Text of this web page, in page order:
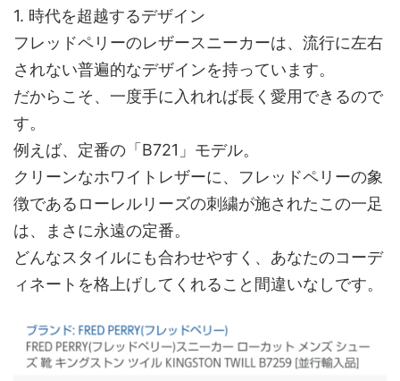
1. 時代を超越するデザイン
フレッドペリーのレザースニーカーは、流行に左右
されない普遍的なデザインを持っています。
だからこそ、一度手に入れれば長く愛用できるので
す。
例えば、定番の「B721」モデル。
クリーンなホワイトレザーに、フレッドペリーの象
徴であるローレルリーズの刺繍が施されたこの一足
は、まさに永遠の定番。
どんなスタイルにも合わせやすく、あなたのコーデ
ィネートを格上げしてくれること間違いなしです。